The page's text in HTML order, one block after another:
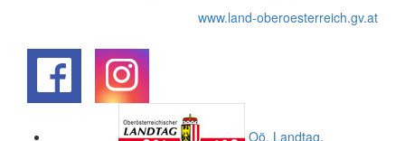
www.land-oberoesterreich.gv.at
Oö. Landtag.